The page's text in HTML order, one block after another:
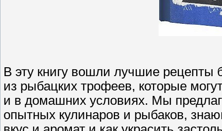
В эту книгу вошли лучшие
из рыбацких трофеев, которые
и в домашних условиях. Мы
опытных кулинаров и рыбаков,